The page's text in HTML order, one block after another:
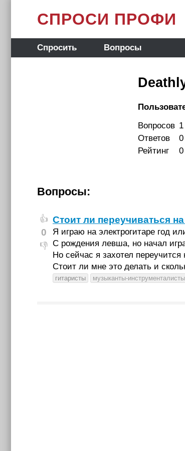
СПРОСИ ПРОФИ
Спросить Вопросы
Вопросов 1
Ответов
0
Рейтинг
0
Вопросы:
👍
0
👎
Стоит ли переучиваться
Я играю на электрогитаре год
С рождения левша, но начал
Но сейчас я захотел переучится
Стоит ли мне это делать и
гитаристы музыканты-инструменталисты